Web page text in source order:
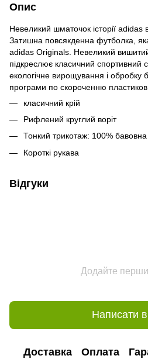
Опис
Невеликий шматочок історії adidas
Затишна повсякденна футболка,
adidas Originals. Невеликий
підкреслює класичний спортивний
екологічне вирощування і
програми по скороченню
класичний крій
Рифлений круглий воріт
Тонкий трикотаж: 100% бавовна
Короткі рукава
Відгуки
Додайте
Написати
Доставка Оплата